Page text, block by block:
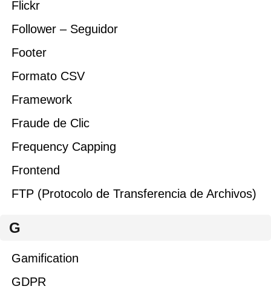
Flickr
Follower – Seguidor
Footer
Formato CSV
Framework
Fraude de Clic
Frequency Capping
Frontend
FTP (Protocolo de Transferencia de Archivos)
G
Gamification
GDPR